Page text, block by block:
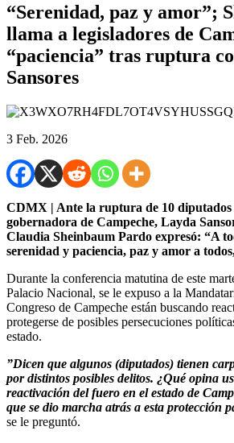
“Serenidad, paz y amor”;
llama a legisladores de
“paciencia” tras ruptura
Sansores
3 Feb. 2026
CDMX | Ante la ruptura de 10 diputados
gobernadora de Campeche, Layda
Claudia Sheinbaum Pardo expresó: “A
serenidad y paciencia, paz y amor a
Durante la conferencia matutina de este
Palacio Nacional, se le expuso a la
Congreso de Campeche están buscando
protegerse de posibles persecuciones
estado.
”Dicen que algunos (diputados) tienen
por distintos posibles delitos. ¿Qué opina
reactivación del fuero en el estado de
que se dio marcha atrás a esta protección
se le preguntó.